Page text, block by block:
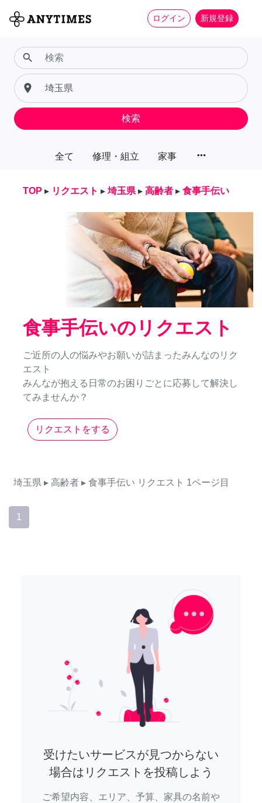
ログイン 新規登録
全て 修理・組立 家事 more_horiz
search
place
検索
TOP ▸ リクエスト ▸ 埼玉県 ▸ 高齢者 ▸ 食事手伝い
食事手伝いのリクエスト
ご近所の人の悩みやお願いが詰まったみんなのリク
エスト
みんなが抱える日常のお困りごとに応募して解決し
てみませんか？
リクエストをする
埼玉県 ▸ 高齢者 ▸ 食事手伝い リクエスト 1ページ目
1
受けたいサービスが見つからない
場合はリクエストを投稿しよう
ご希望内容、エリア、予算、家具の名前や